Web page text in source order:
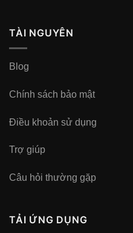
TÀI NGUYÊN
Blog
Chính sách bảo mật
Điều khoản sử dụng
Trợ giúp
Câu hỏi thường gặp
TẢI ỨNG DỤNG